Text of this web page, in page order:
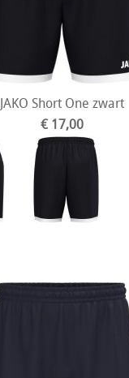
JAKO Short One zwart
€ 17,00